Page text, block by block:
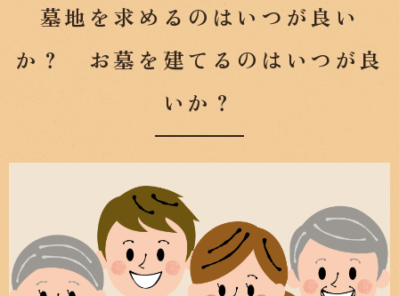
墓地を求めるのはいつが良い
か？ お墓を建てるのはいつが良
いか？